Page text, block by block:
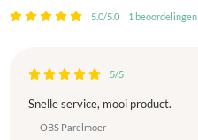
5.0/5.0 1 beoordelingen
5/5
Snelle service, mooi product.
OBS Parelmoer